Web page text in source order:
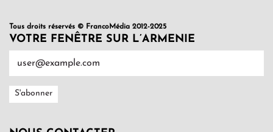
Tous droits réservés © FrancoMédia 2012-2025
VOTRE FENÊTRE SUR L’ARMENIE